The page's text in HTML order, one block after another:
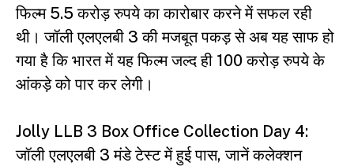
फिल्म 5.5 करोड़ रुपये का कारोबार करने में सफल रही
थी। जॉली एलएलबी 3 की मजबूत पकड़ से अब यह साफ हो
गया है कि भारत में यह फिल्म जल्द ही 100 करोड़ रुपये के
आंकड़े को पार कर लेगी।
Jolly LLB 3 Box Office Collection Day 4:
जॉली एलएलबी 3 मंडे टेस्ट में हुई पास, जानें कलेक्शन